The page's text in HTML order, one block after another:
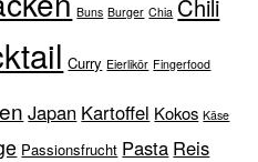
Buns Burger Chia Chili
Curry Eierlikör Fingerfood
Japan Kartoffel Kokos Käse
Passionsfrucht Pasta Reis